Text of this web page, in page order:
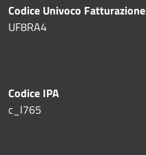
Codice Univoco
UF8RA4
Codice IPA
c_l765